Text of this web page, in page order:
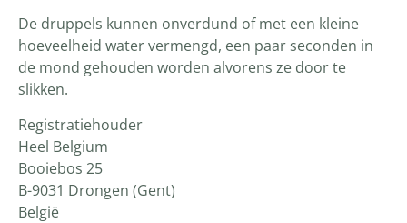
De druppels kunnen onverdund of met een kleine
hoeveelheid water vermengd, een paar seconden in
de mond gehouden worden alvorens ze door te
slikken.
Registratiehouder
Heel Belgium
Booiebos 25
B-9031 Drongen (Gent)
België